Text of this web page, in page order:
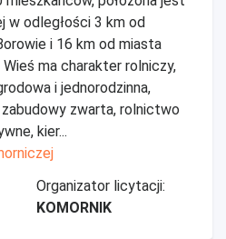
w odległości 3 km od
i 16 km od miasta
ma charakter rolniczy,
i jednorodzinna,
zwarta, rolnictwo
kier...
Organizator licytacji:
KOMORNIK